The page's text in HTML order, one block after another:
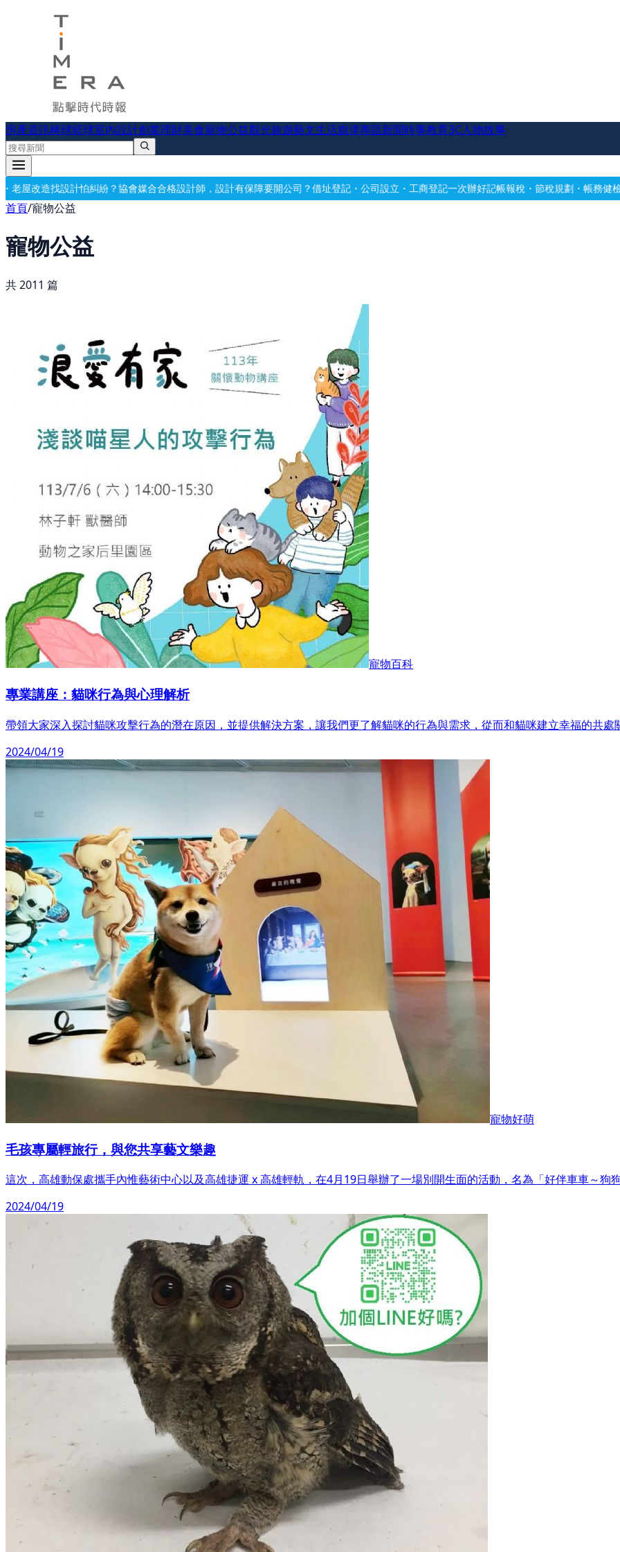
房產資訊棒球籃球室內設計創業理財美食寵物公益觀光旅遊藝文生活旗津專區新聞時事教育3C人物故事
糾紛？協會媒合合格設計師，設計有保障要開公司？借址登記・公司設立・工商登記一次辦好 記帳報稅・節稅規劃・帳務健檢借址登記・辦公室
首頁/寵物公益
寵物公益
共2011 篇
寵物百科
專業講座：貓咪行為與心理解析
帶領大家深入探討貓咪攻擊行為的潛在原因，並提供解決方案，讓我們更了解貓咪的行為與需求，從而和貓咪建立幸福的共處
2024/04/19
寵物好萌
毛孩專屬輕旅行，與您共享藝文樂趣
這次，高雄動保處攜手內惟藝術中心以及高雄捷運 x 高雄輕軌，在4月19日舉辦了一場別開生面的活動，名為「好伴車車～狗
2024/04/19